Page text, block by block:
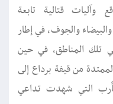
وآليات قتالية تابعة
والجوف، في إطار
في تلك المناطق، في حين
من قيفة برداع إلى
التي شهدت تداعي